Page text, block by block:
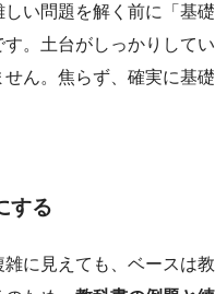
い問題を解く前に「基礎
。土台がしっかりしてい
ん。焦らず、確実に基礎
する
に見えても、ベースは教